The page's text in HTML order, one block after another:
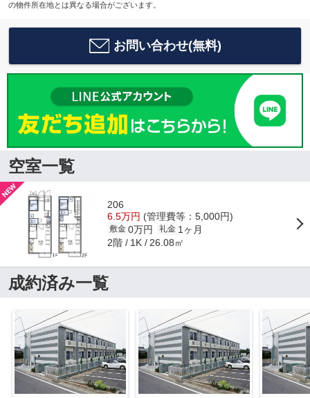
の物件所在地とは異なる場合がございます。
お問い合わせ(無料)
空室一覧
206
6.5万円 (管理費等：5,000円)
敷金 0万円 礼金 1ヶ月
2階 1K 26.08㎡
成約済み一覧